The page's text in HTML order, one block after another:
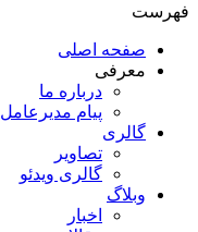
فهرست
صفحه اصلی
معرفی
درباره ما
پیام مدیرعامل
گالری
تصاویر
گالری ویدئو
وبلاگ
اخبار